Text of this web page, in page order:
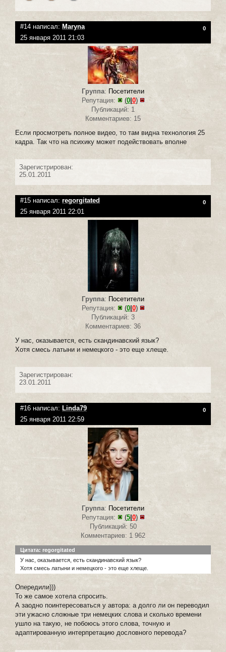
#14 написал: Maryna 0
25 января 2011 21:03
Группа: Посетители
Репутация:
(0|0)
Публикаций: 1
Комментариев: 15
Если просмотреть полное видео, то там видна технология 25
кадра. Так что на психику может подействовать вполне
Зарегистрирован:
25.01.2011
#15 написал: regorgitated 0
25 января 2011 22:01
Группа: Посетители
Репутация:
(0| 0)
Публикаций: 3
Комментариев: 36
У нас, оказывается, есть скандинавский язык?
Хотя смесь латыни и немецкого - это еще хлеще.
Зарегистрирован:
23.01.2011
#16 написал: Linda79 0
25 января 2011 22:59
Группа: Посетители
Репутация:
(5| 0)
Публикаций: 50
Комментариев: 1 962
Цитата: regorgitated
У нас, оказывается, есть скандинавский язык?
Хотя смесь латыни и немецкого - это еще хлеще.
Опередили)))
То же самое хотела спросить.
А заодно поинтересоваться у автора: а долго ли он переводил
эти ужасно сложные три немецких слова и сколько времени
ушло на такую, не побоюсь этого слова, точную и
адаптированную интерпретацию дословного перевода?